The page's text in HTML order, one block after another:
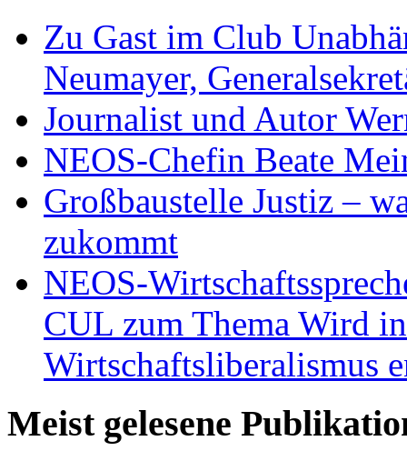
Zu Gast im Club
Neumayer,
Journalist und Autor
NEOS-Chefin Beate
Großbaustelle Justiz –
zukommt
NEOS-
CUL zum Thema Wird
Wirtschaftsliberalismus
Meist gelesene